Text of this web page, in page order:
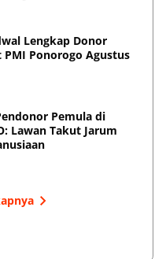
Lengkap Donor
Ponorogo Agustus
Pemula di
Lawan Takut Jarum